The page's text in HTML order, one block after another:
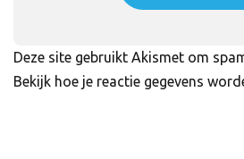
Deze site gebruikt Akismet om
Bekijk hoe je reactie gegevens